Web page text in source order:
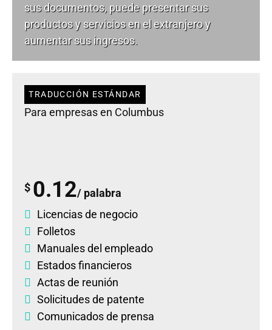
sus documentos, puede presentar sus
productos y servicios en el extranjero y
aumentar sus ingresos.
TRADUCCIÓN ESTÁNDAR
Para empresas en Columbus
$ 0.12/ palabra
Licencias de negocio
Folletos
Manuales del empleado
Estados financieros
Actas de reunión
Solicitudes de patente
Comunicados de prensa